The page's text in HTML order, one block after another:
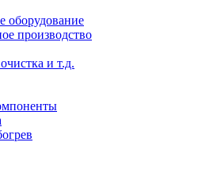
оборудование
производство
и т.д.